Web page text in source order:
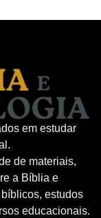
em estudar
de materiais,
a Bíblia e
estudos
educacionais.